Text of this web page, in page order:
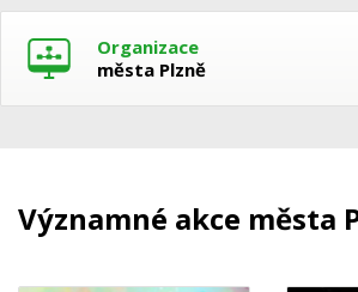
Organizace
města Plzně
Významné akce města